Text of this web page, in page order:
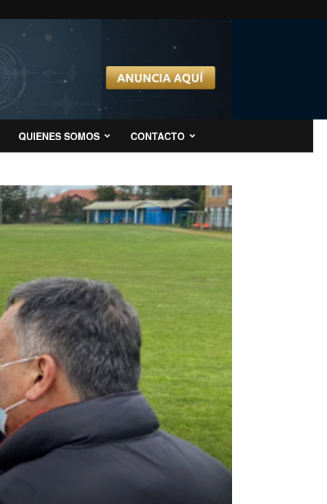
QUIENES SOMOS CONTACTO